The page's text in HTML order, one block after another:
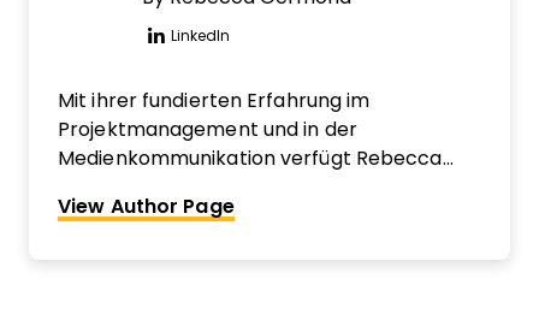
LinkedIn
Opens new window
Mit ihrer fundierten Erfahrung im
Projektmanagement und in der
Medienkommunikation verfügt Rebecca
mit interaktiven Ereignissen und digitalen
View Author Page